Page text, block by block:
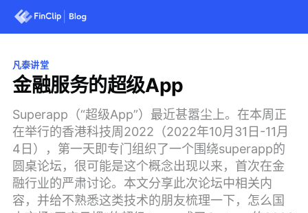
凡泰讲堂
金融服务的超级App
Superapp（“超级App”）最近甚嚣尘上。在本周正
在举行的香港科技周2022（2022年10月31日-11月
4日），第一天即专门组织了一个围绕superapp的
圆桌论坛，很可能是这个概念出现以来，首次在金
融行业的严肃讨论。本文分享此次论坛中相关内
容，并给不熟悉这类技术的朋友梳理一下，怎么国